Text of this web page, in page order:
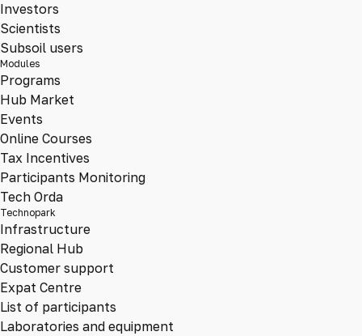
Investors
Scientists
Subsoil users
Modules
Programs
Hub Market
Events
Online Courses
Tax Incentives
Participants Monitoring
Tech Orda
Technopark
Infrastructure
Regional Hub
Customer support
Expat Centre
List of participants
Laboratories and equipment